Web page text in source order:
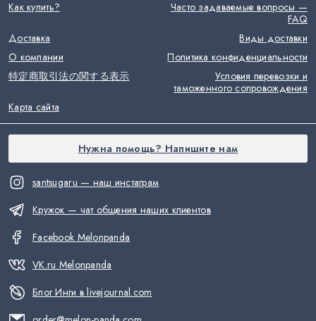
santsugaru — наш инстаграм
Кружок — чат общения наших клиентов
Facebook Melonpanda
VK.ru Melonpanda
Блог Инги в livejournal.com
Как купить?
Часто задаваемые вопросы —
FAQ
Доставка
Виды доставки
О компании
Политика конфиденциальности
特定商取引法の関する表示
Условия перевозки и
таможенного сопровождения
Карта сайта
Нужна помощь? Напишите нам